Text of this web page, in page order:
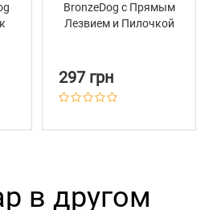
BronzeDog с Прямым
Лезвием и Пилочкой
297 грн
в другом